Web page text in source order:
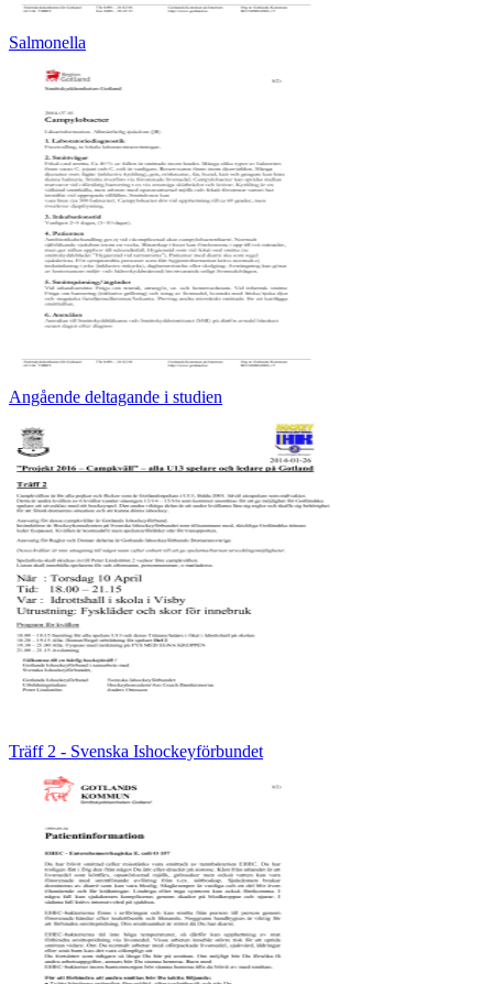
Salmonella
Angående deltagande i studien
Träff 2 - Svenska Ishockeyförbundet